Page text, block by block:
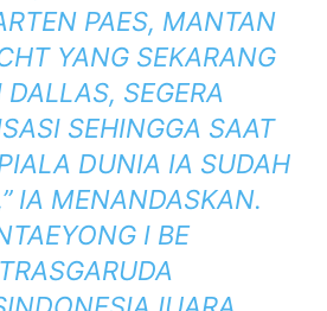
PAES, MANTAN
YANG SEKARANG
SEGERA
SEHINGGA SAAT
DUNIA IA SUDAH
IA MENANDASKAN.
I BE